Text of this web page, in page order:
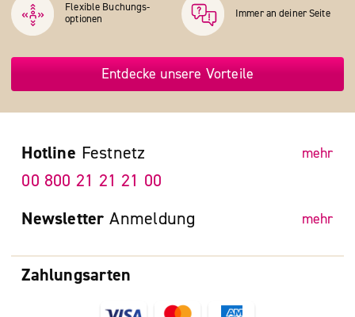
Flexible Buchungs­
optionen
Immer an deiner Seite
Entdecke unsere Vorteile
Zahlungsarten
Hotline Festnetz mehr
00 800 21 21 21 00
Newsletter Anmeldung mehr